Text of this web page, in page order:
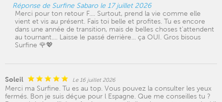
Réponse de Surfine Sabaro le 17 juillet 2026
Merci pour ton retour F.... Surtout, prend la vie comme elle
vient et vis au présent. Fais toi belle et profites. Tu es encore
dans une année de transition, mais de belles choses t'attendent
au tournant.... Laisse le passé derrière... ça OUI. Gros bisous
Surfine 🌹💖
Soleil Le 16 juillet 2026
Merci ma Surfine. Tu es au top. Vous pouvez la consulter les yeux
fermés. Bon je suis déçue pour l Espagne. Que me conseilles tu ?